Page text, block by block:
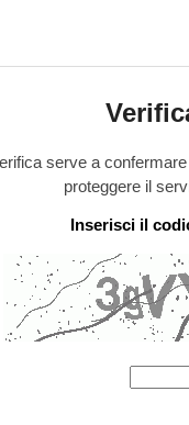
serve a
proteggere il
Inserisci il